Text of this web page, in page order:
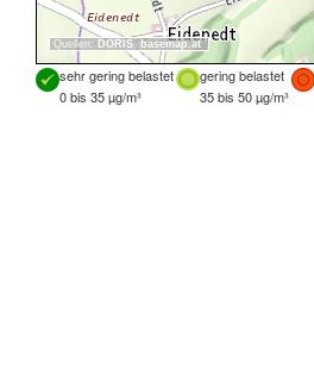
Quellen: DORIS, basemap.at
sehr gering belastet gering belastet
0 bis 35 µg/m³
35 bis 50 µg/m³